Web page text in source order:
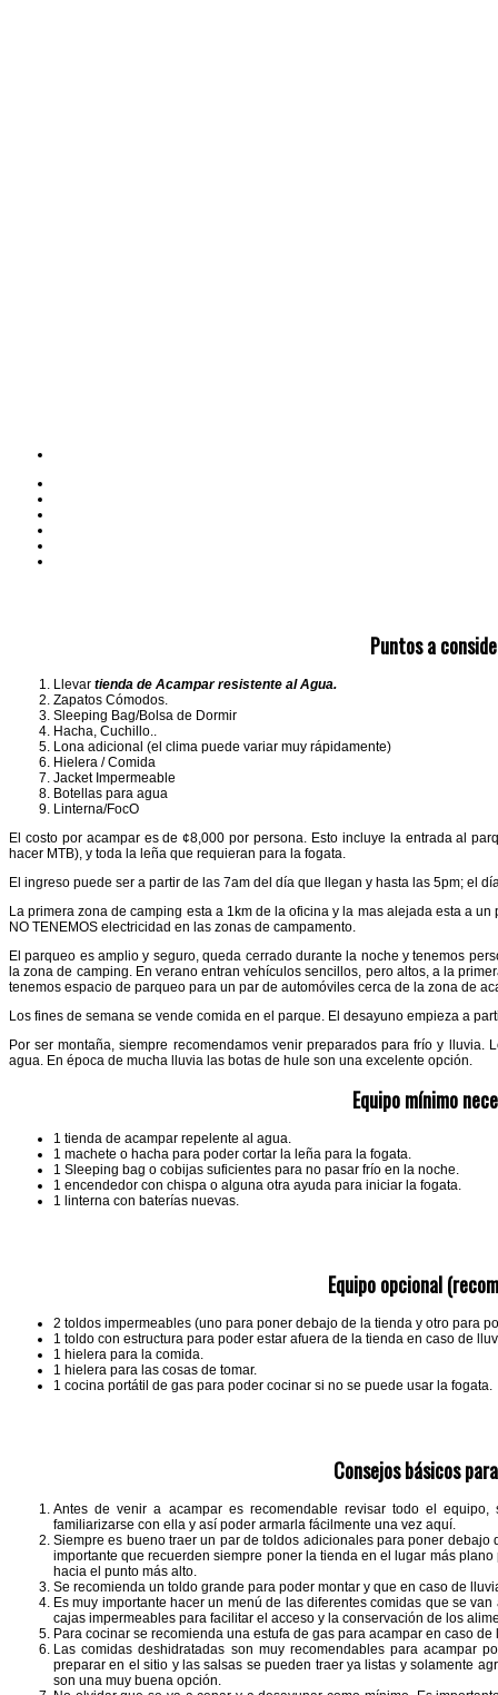
Puntos a
Llevar tienda de Acampar resistente al Agua.
Zapatos Cómodos.
Sleeping Bag/Bolsa de Dormir
Hacha, Cuchillo..
Lona adicional (el clima puede variar muy rápidamente)
Hielera / Comida
Jacket Impermeable
Botellas para agua
Linterna/FocO
El costo por acampar es de ¢8,000 por persona. Esto incluye la entrada al
hacer MTB), y toda la leña que requieran para la fogata.
El ingreso puede ser a partir de las 7am del día que llegan y hasta las 5pm; el
La primera zona de camping esta a 1km de la oficina y la mas alejada esta a
NO TENEMOS electricidad en las zonas de campamento.
El parqueo es amplio y seguro, queda cerrado durante la noche y tenemos
la zona de camping. En verano entran vehículos sencillos, pero altos, a la
tenemos espacio de parqueo para un par de automóviles cerca de la zona de
Los fines de semana se vende comida en el parque. El desayuno empieza a
Por ser montaña, siempre recomendamos venir preparados para frío y
agua. En época de mucha lluvia las botas de hule son una excelente opción.
Equipo mínimo
1 tienda de acampar repelente al agua.
1 machete o hacha para poder cortar la leña para la fogata.
1 Sleeping bag o cobijas suficientes para no pasar frío en la noche.
1 encendedor con chispa o alguna otra ayuda para iniciar la fogata.
1 linterna con baterías nuevas.
Equipo opcional
2 toldos impermeables (uno para poner debajo de la tienda y otro para
1 toldo con estructura para poder estar afuera de la tienda en caso de
1 hielera para la comida.
1 hielera para las cosas de tomar.
1 cocina portátil de gas para poder cocinar si no se puede usar la fogata.
Consejos básicos
Antes de venir a acampar es recomendable revisar todo el
familiarizarse con ella y así poder armarla fácilmente una vez aquí.
Siempre es bueno traer un par de toldos adicionales para poner
importante que recuerden siempre poner la tienda en el lugar más
hacia el punto más alto.
Se recomienda un toldo grande para poder montar y que en caso de
Es muy importante hacer un menú de las diferentes comidas que se
cajas impermeables para facilitar el acceso y la conservación de los
Para cocinar se recomienda una estufa de gas para acampar en caso
Las comidas deshidratadas son muy recomendables para acampar
preparar en el sitio y las salsas se pueden traer ya listas y solamente
son una muy buena opción.